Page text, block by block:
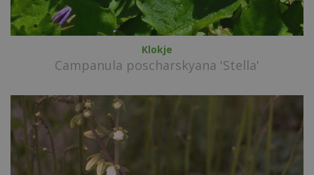
Klokje
Campanula poscharskyana 'Stella'